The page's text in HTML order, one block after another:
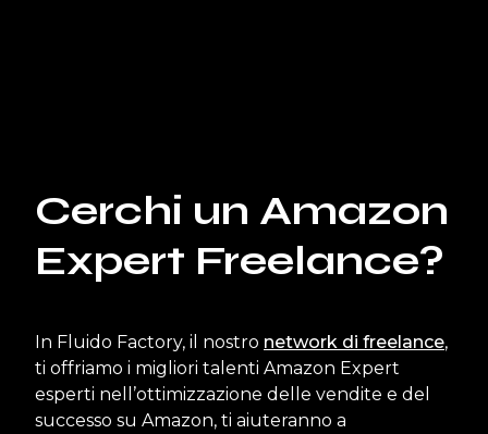
Cerchi un Amazon
Expert Freelance?
In Fluido Factory, il nostro network di freelance,
ti offriamo i migliori talenti Amazon Expert
esperti nell’ottimizzazione delle vendite e del
successo su Amazon, ti aiuteranno a